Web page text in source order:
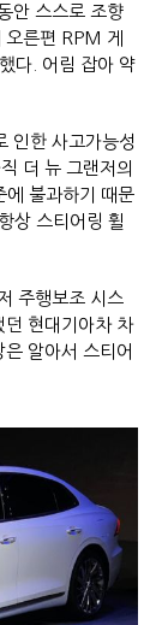
안 스스로 조향
른편 RPM 게
다. 어림 잡아 약
인한 사고가능성
더 뉴 그랜저의
에 불과하기 때문
상 스티어링 휠
주행보조 시스
던 현대기아차 차
알아서 스티어